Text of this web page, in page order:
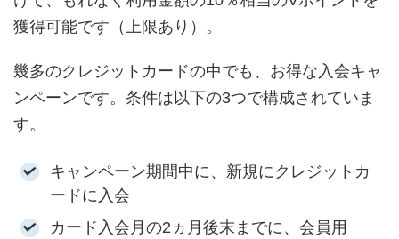
獲得可能です（上限あり）。
幾多のクレジットカードの中でも、お得な入会キャ
ンペーンです。条件は以下の3つで構成されていま
す。
キャンペーン期間中に、新規にクレジットカ
ードに入会
カード入会月の2ヵ月後末までに、会員用